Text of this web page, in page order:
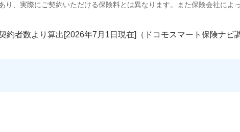
り、実際にご契約いただける保険料とは異なります。また保険会社に
約者数より算出[ 年 月 日現在]（ドコモスマート保険ナビ